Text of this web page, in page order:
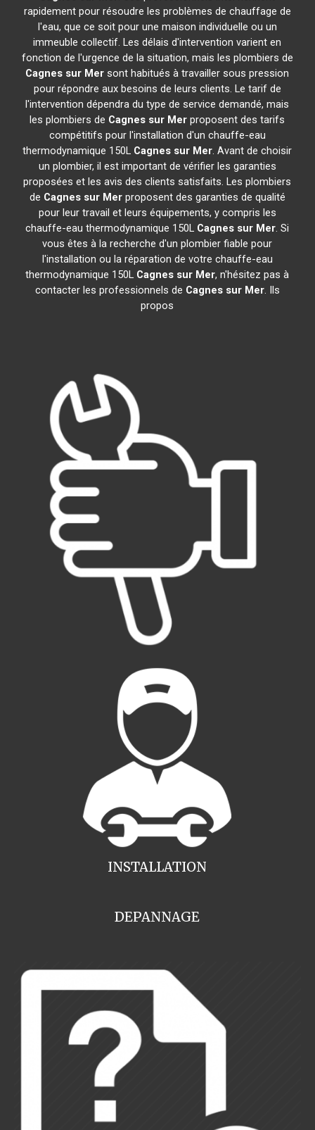
rapidement pour résoudre les problèmes de chauffage de
l'eau, que ce soit pour une maison individuelle ou un
immeuble collectif. Les délais d'intervention varient en
fonction de l'urgence de la situation, mais les plombiers de
Cagnes sur Mer sont habitués à travailler sous pression
pour répondre aux besoins de leurs clients. Le tarif de
l'intervention dépendra du type de service demandé, mais
les plombiers de Cagnes sur Mer proposent des tarifs
compétitifs pour l'installation d'un chauffe-eau
thermodynamique 150L Cagnes sur Mer. Avant de choisir
un plombier, il est important de vérifier les garanties
proposées et les avis des clients satisfaits. Les plombiers
de Cagnes sur Merproposent des garanties de qualité
pour leur travail et leurs équipements, y compris les
chauffe-eau thermodynamique 150L Cagnes sur Mer. Si
vous êtes à la recherche d'un plombier fiable pour
l'installation ou la réparation de votre chauffe-eau
thermodynamique 150L Cagnes sur Mer, n'hésitez pas à
contacter les professionnels de Cagnes sur Mer. Ils
propos
INSTALLATION
DEPANNAGE